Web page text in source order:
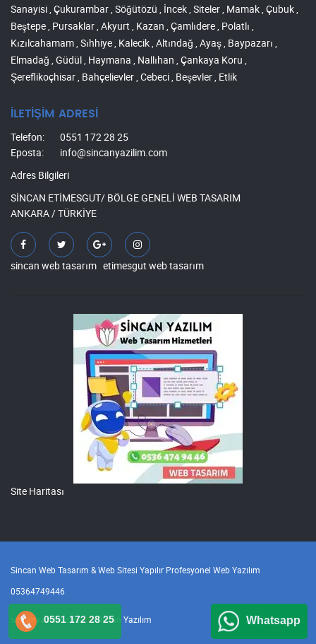
Sanayisi , Çukurambar , Söğütözü , İncek , Siteler , Mamak , Çubuk ,
Beştepe , Pursaklar , Akyurt , Kazan , Çamlıdere , Polatlı ,
Kızılcahamam , Sıhhiye , Kalecik , Altındağ , Ayaş , Baypazarı ,
Elmadağ , Güdül , Haymana , Nallıhan , Çankaya Koru ,
Şereflikoçhisar , Bahçelievler , Cebeci , Beşevler , Etlik
İLETİŞİM ADRESİ
Telefon:
0551 172 28 25
Eposta:
info@sincanyazilim.com
Adres Bilgileri
SİNCAN ETİMESGUT/ BÖLGE GENELİ WEB TASARIM
ANKARA / TÜRKİYE
sincan web tasarım etimesgut web tasarım
Site Haritası
Sincan Web Tasarım & Web Sitesi Yapılır Profesyonel Web Yazılım
05364749446
sincanyazilim.com Sincan Yazılım
0551 172 28 25 Whatsapp